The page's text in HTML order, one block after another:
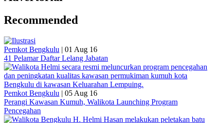
Recommended
Pemkot Bengkulu | 01 Aug 16
41 Pelamar Daftar Lelang Jabatan
Pemkot Bengkulu | 05 Aug 16
Perangi Kawasan Kumuh, Walikota Launching Program
Pencegahan